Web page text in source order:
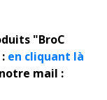
"BroC
en cliquant là
mail :